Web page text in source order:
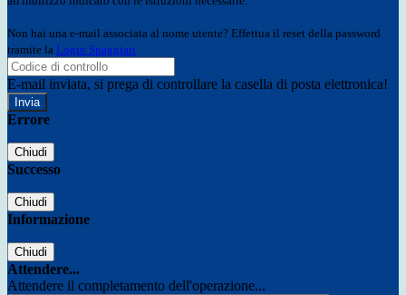
Non hai una e-mail associata al nome utente? Effettua il reset della password
tramite la Login Spaggiari
E-mail inviata, si prega di controllare la casella di posta elettronica!
Errore
Chiudi
Successo
Chiudi
Informazione
Chiudi
Attendere...
Attendere il completamento dell'operazione...